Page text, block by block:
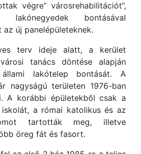
végre” városrehabilitációt”,
lakónegyedek bontásával
új panelépületeknek.
terv ideje alatt, a kerület
tanács döntése alapján
lakótelep bontását. A
nagyságú területen 1976-ban
A korábbi épületekből csak a
a római katolikus és az
tartották meg, illetve
öreg fát és fasort.